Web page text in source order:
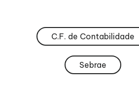
C.F. de Contabilidade
Sebrae